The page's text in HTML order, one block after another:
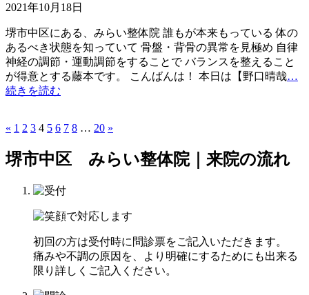
2021年10月18日
堺市中区にある、みらい整体院 誰もが本来もっている 体の
あるべき状態を知っていて 骨盤・背骨の異常を見極め 自律
神経の調節・運動調節をすることで バランスを整えること
が得意とする藤本です。 こんばんは！ 本日は【野口晴哉…
続きを読む
« 1 2 3 4 5 6 7 8 … 20 »
堺市中区 みらい整体院｜来院の流れ
初回の方は受付時に問診票をご記入いただきます。
痛みや不調の原因を、より明確にするためにも出来る
限り詳しくご記入ください。